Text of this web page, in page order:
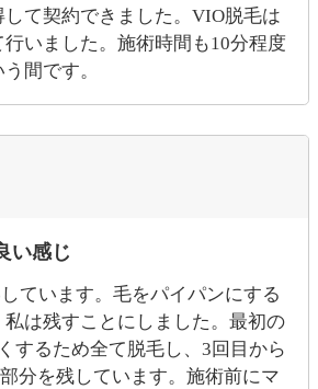
て契約できました。VIO脱毛は
いました。施術時間も10分程度
間です。
い感じ
ています。毛をパイパンにする
は残すことにしました。最初の
するため全て脱毛し、3回目から
分を残しています。施術前にマ